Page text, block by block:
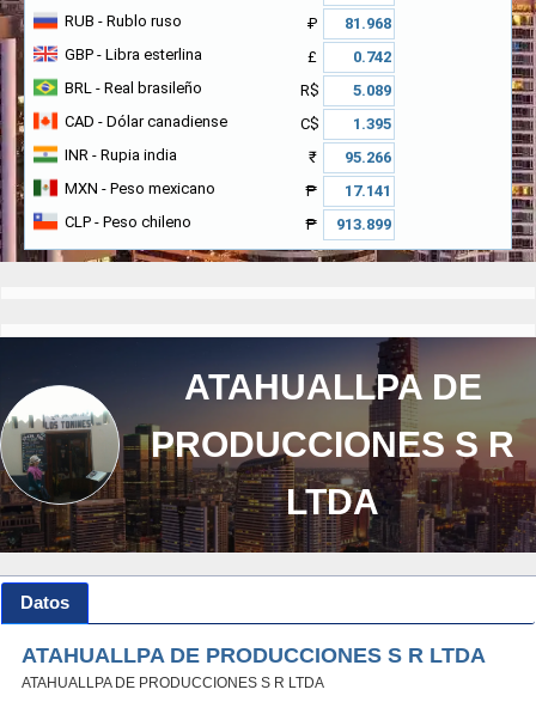
RUB - Rublo ruso
₽
GBP - Libra esterlina
£
BRL - Real brasileño
R$
CAD - Dólar canadiense
C$
INR - Rupia india
₹
MXN - Peso mexicano
₱
CLP - Peso chileno ₱
ATAHUALLPA DE
PRODUCCIONES S R
LTDA
Datos
ATAHUALLPA DE PRODUCCIONES S R LTDA
ATAHUALLPA DE PRODUCCIONES S R LTDA